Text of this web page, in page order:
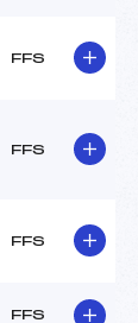
FFS
FFS
FFS
FFS